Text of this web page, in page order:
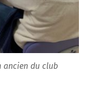
ancien du club